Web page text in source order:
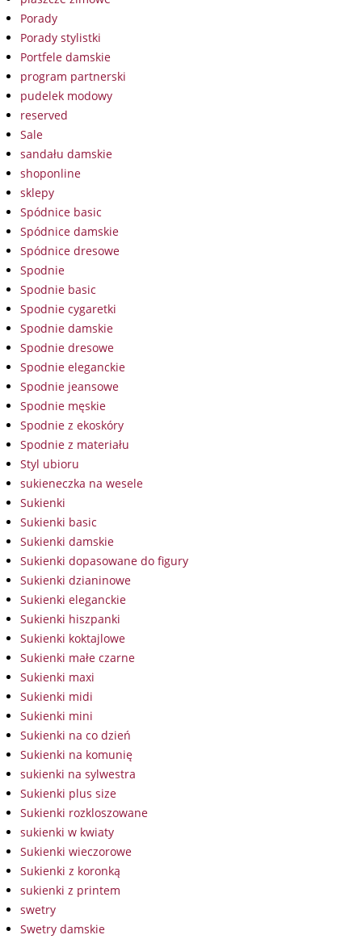
Porady
Porady stylistki
Portfele damskie
program partnerski
pudelek modowy
reserved
Sale
sandału damskie
shoponline
sklepy
Spódnice basic
Spódnice damskie
Spódnice dresowe
Spodnie
Spodnie basic
Spodnie cygaretki
Spodnie damskie
Spodnie dresowe
Spodnie eleganckie
Spodnie jeansowe
Spodnie męskie
Spodnie z ekoskóry
Spodnie z materiału
Styl ubioru
sukieneczka na wesele
Sukienki
Sukienki basic
Sukienki damskie
Sukienki dopasowane do figury
Sukienki dzianinowe
Sukienki eleganckie
Sukienki hiszpanki
Sukienki koktajlowe
Sukienki małe czarne
Sukienki maxi
Sukienki midi
Sukienki mini
Sukienki na co dzień
Sukienki na komunię
sukienki na sylwestra
Sukienki plus size
Sukienki rozkloszowane
sukienki w kwiaty
Sukienki wieczorowe
Sukienki z koronką
sukienki z printem
swetry
Swetry damskie